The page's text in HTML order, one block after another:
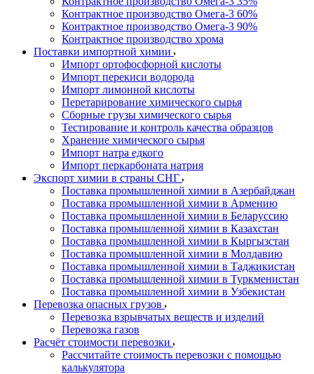
Контрактное производство Омега-3 60%
Контрактное производство Омега-3 90%
Контрактное производство хрома
Поставки импортной химии
Импорт ортофосфорной кислоты
Импорт перекиси водорода
Импорт лимонной кислоты
Перетарирование химического сырья
Сборные грузы химического сырья
Тестирование и контроль качества образцов
Хранение химического сырья
Импорт натра едкого
Импорт перкарбоната натрия
Экспорт химии в страны СНГ
Поставка промышленной химии в Азербайджан
Поставка промышленной химии в Армению
Поставка промышленной химии в Беларуссию
Поставка промышленной химии в Казахстан
Поставка промышленной химии в Кыргызстан
Поставка промышленной химии в Молдавию
Поставка промышленной химии в Таджикистан
Поставка промышленной химии в Туркменистан
Поставка промышленной химии в Узбекистан
Перевозка опасных грузов
Перевозка взрывчатых веществ и изделий
Перевозка газов
Расчёт стоимости перевозки
Рассчитайте стоимость перевозки с помощью
калькулятора